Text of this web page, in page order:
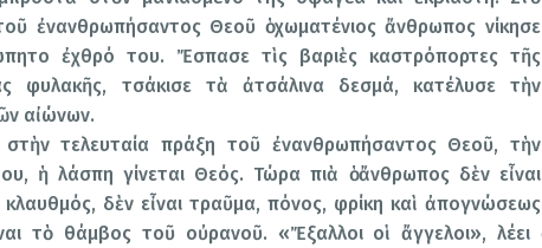
ἐνανθρωπήσαντος Θεοῦ ὁ χωματένιος ἄνθρωπος νίκησε
ἐχθρό του. Ἔσπασε τὶς βαριὲς καστρόπορτες τῆς
φυλακῆς, τσάκισε τὰ ἀτσάλινα δεσμά, κατέλυσε τὴν
αἰώνων.
τελευταία πράξη τοῦ ἐνανθρωπήσαντος Θεοῦ, τὴν
ἡ λάσπη γίνεται Θεός. Τώρα πιὰ ὁ ἄνθρωπος δὲν εἶναι
κλαυθμός, δὲν εἶναι τραῦμα, πόνος, φρίκη καὶ ἀπογνώσεως
τὸ θάμβος τοῦ οὐρανοῦ. «Ἔξαλλοι οἱ ἄγγελοι», λέει ὁ